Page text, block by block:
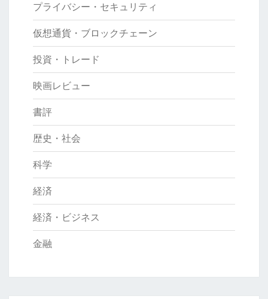
プライバシー・セキュリティ
仮想通貨・ブロックチェーン
投資・トレード
映画レビュー
書評
歴史・社会
科学
経済
経済・ビジネス
金融